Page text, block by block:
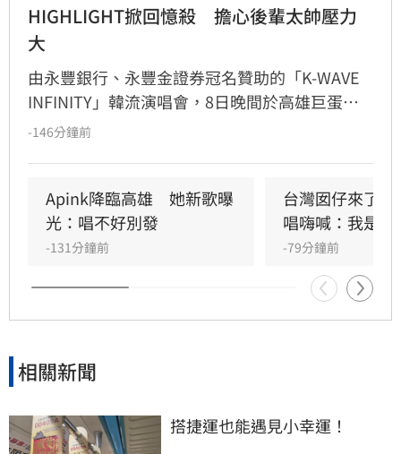
HIGHLIGHT掀回憶殺　擔心後輩太帥壓力
大
由永豐銀行、永豐金證券冠名贊助的「K-WAVE
INFINITY」韓流演唱會，8日晚間於高雄巨蛋熱
力開唱，集結NEWBEAT、FLARE U、CRAVITY、
熱情應援，尖叫與歡呼聲一路未停，最後由
HIGHLIGHT壓軸接管舞台，將現場氣氛推向最高
潮。
-146分鐘前
Apink降臨高雄　她新歌曝
光：唱不好別發
-131分鐘前
台灣囡仔來了
唱嗨喊：我是誰
-79分鐘前
相關新聞
搭捷運也能遇見小幸運！